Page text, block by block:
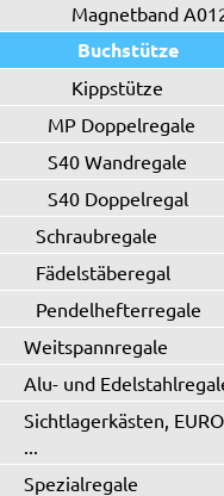
Magnetband
Buchstütze
Kippstütze
MP Doppelregale
S40 Wandregale
S40 Doppelregal
Schraubregale
Fädelstäberegal
Pendelhefterregale
Weitspannregale
Alu- und
Sichtlagerkästen,
...
Spezialregale